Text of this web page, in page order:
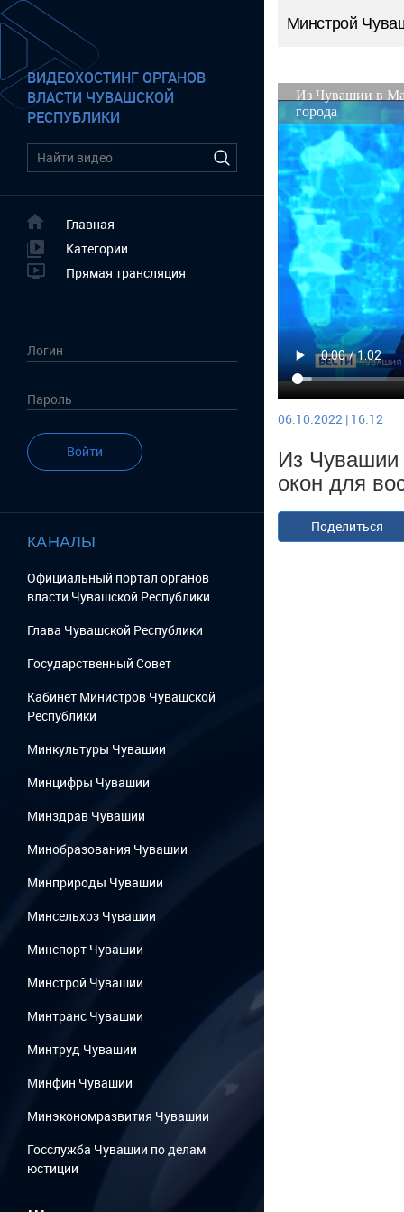
ВИДЕОХОСТИНГ ОРГАНОВ
ВЛАСТИ ЧУВАШСКОЙ
РЕСПУБЛИКИ
Главная
Категории
Прямая трансляция
Войти
КАНАЛЫ
Официальный портал органов
власти Чувашской Республики
Глава Чувашской Республики
Государственный Cовет
Кабинет Министров Чувашской
Республики
Минкультуры Чувашии
Минцифры Чувашии
Минздрав Чувашии
Минобразования Чувашии
Минприроды Чувашии
Минсельхоз Чувашии
Минспорт Чувашии
Минстрой Чувашии
Минтранс Чувашии
Минтруд Чувашии
Минфин Чувашии
Минэкономразвития Чувашии
Госслужба Чувашии по делам
юстиции
...
Минстрой
06.10.2022 | 16:12
Из Чувашии
окон для
Поделиться